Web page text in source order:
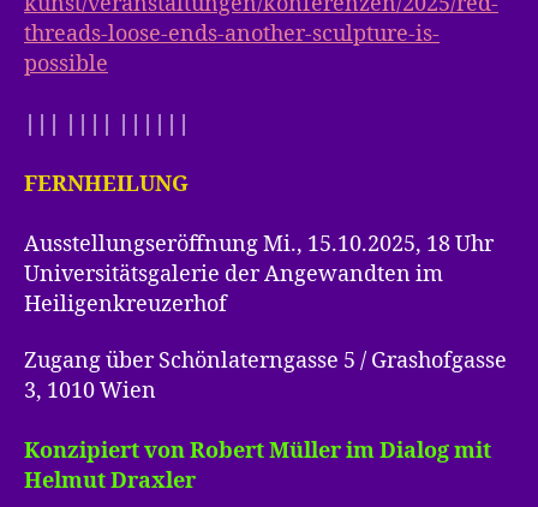
threads-loose-ends-another-sculpture-is-
possible
FERNHEILUNG
Ausstellungseröffnung Mi., 15.10.2025, 18 Uhr
Universitätsgalerie der Angewandten im
Heiligenkreuzerhof
Zugang über Schönlaterngasse 5 / Grashofgasse
3, 1010 Wien
Konzipiert von Robert Müller im Dialog mit
Helmut Draxler